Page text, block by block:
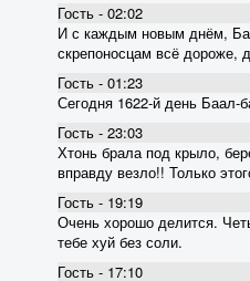
Гость - 02:02
И с каждым новым днём,
скрепоносцам всё дороже,
Гость - 01:23
Сегодня 1622-й день Баал-
Гость - 23:03
Хтонь брала под крыло,
вправду везло!! Только
Гость - 19:19
Очень хорошо делится.
тебе хуй без соли.
Гость - 17:10